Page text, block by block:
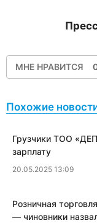
МНЕ НРАВИТСЯ
Похожие
Грузчики ТОО
зарплату
20.05.2025 13:09
Розничная
— чиновники